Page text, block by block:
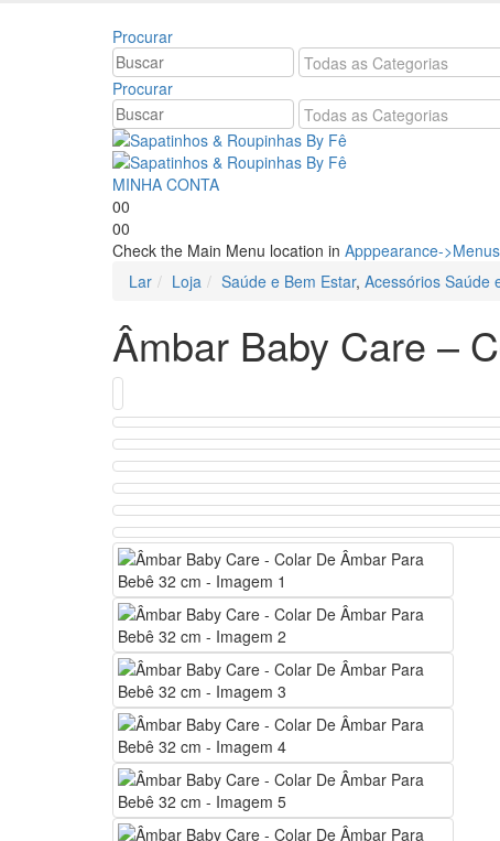
Procurar
Procurar
MINHA CONTA
00
00
Check the Main Menu location in Apppearance-
Lar
Loja Saúde e Bem Estar, Acessórios Saúde
Âmbar Baby Care –